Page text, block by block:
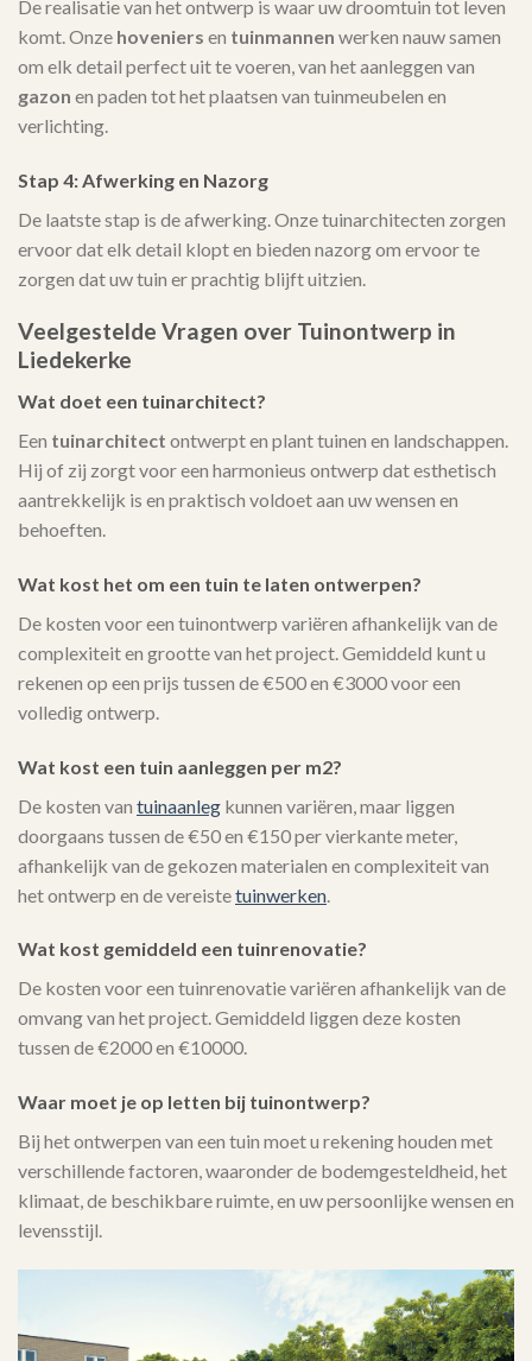
De realisatie van het ontwerp is waar uw droomtuin tot leven
komt. Onze hoveniers en tuinmannen werken nauw samen
om elk detail perfect uit te voeren, van het aanleggen van
gazon en paden tot het plaatsen van tuinmeubelen en
verlichting.
Stap 4: Afwerking en Nazorg
De laatste stap is de afwerking. Onze tuinarchitecten zorgen
ervoor dat elk detail klopt en bieden nazorg om ervoor te
zorgen dat uw tuin er prachtig blijft uitzien.
Veelgestelde Vragen over Tuinontwerp in
Liedekerke
Wat doet een tuinarchitect?
Een tuinarchitect ontwerpt en plant tuinen en landschappen.
Hij of zij zorgt voor een harmonieus ontwerp dat esthetisch
aantrekkelijk is en praktisch voldoet aan uw wensen en
behoeften.
Wat kost het om een tuin te laten ontwerpen?
De kosten voor een tuinontwerp variëren afhankelijk van de
complexiteit en grootte van het project. Gemiddeld kunt u
rekenen op een prijs tussen de €500 en €3000 voor een
volledig ontwerp.
Wat kost een tuin aanleggen per m2?
De kosten van tuinaanleg kunnen variëren, maar liggen
doorgaans tussen de €50 en €150 per vierkante meter,
afhankelijk van de gekozen materialen en complexiteit van
het ontwerp en de vereistetuinwerken
Wat kost gemiddeld een tuinrenovatie?
De kosten voor een tuinrenovatie variëren afhankelijk van de
omvang van het project. Gemiddeld liggen deze kosten
tussen de €2000 en €10000.
Waar moet je op letten bij tuinontwerp?
Bij het ontwerpen van een tuin moet u rekening houden met
verschillende factoren, waaronder de bodemgesteldheid, het
klimaat, de beschikbare ruimte, en uw persoonlijke wensen en
levensstijl.